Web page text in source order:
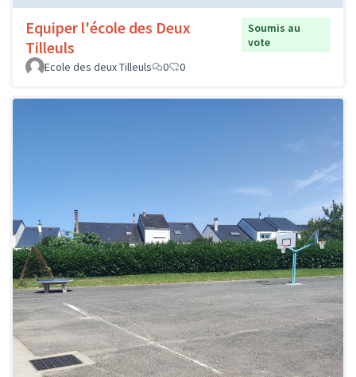
Equiper l'école des Deux
Tilleuls
Soumis au
vote
Ecole des deux Tilleuls
0 0